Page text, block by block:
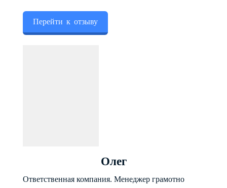
Перейти к отзыву
Олег
Ответственная компания. Менеджер грамотно